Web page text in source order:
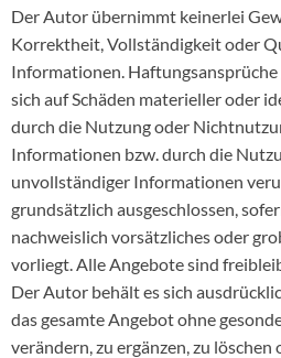
Der Autor übernimmt keinerlei
Korrektheit, Vollständigkeit oder
Informationen. Haftungsansprüche
sich auf Schäden materieller oder
durch die Nutzung oder
Informationen bzw. durch die
unvollständiger Informationen
grundsätzlich ausgeschlossen,
nachweislich vorsätzliches oder
vorliegt. Alle Angebote sind
Der Autor behält es sich
das gesamte Angebot ohne
verändern, zu ergänzen, zu